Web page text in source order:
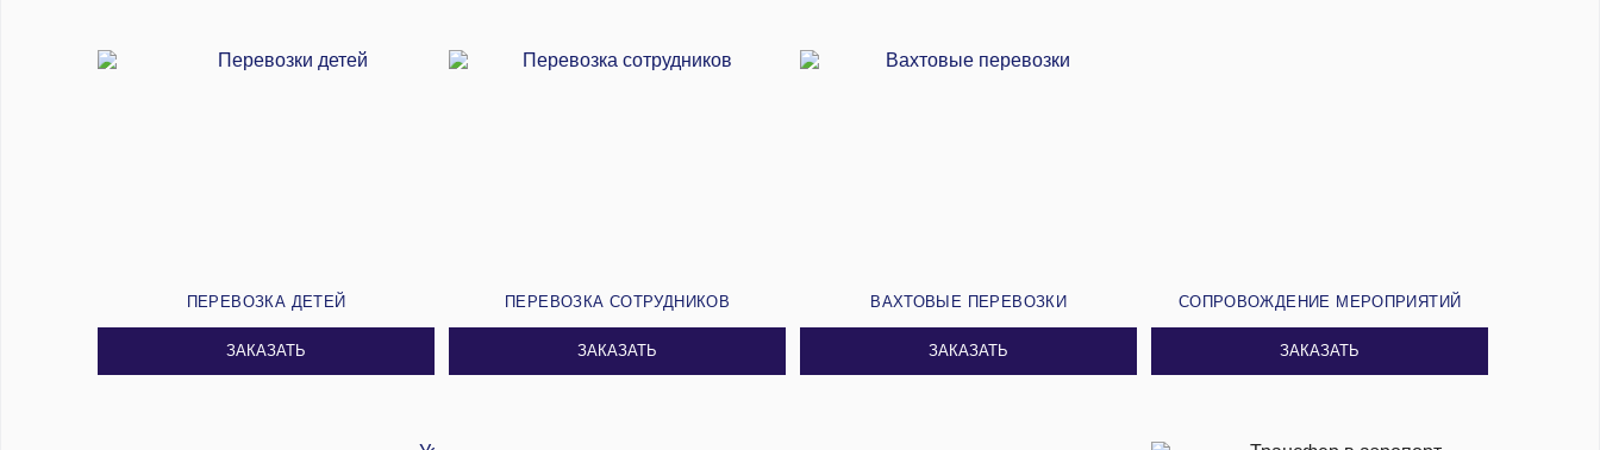
ПЕРЕВОЗКА ДЕТЕЙ
ЗАКАЗАТЬ
ПЕРЕВОЗКА СОТРУДНИКОВ
ЗАКАЗАТЬ
ВАХТОВЫЕ ПЕРЕВОЗКИ
ЗАКАЗАТЬ
СОПРОВОЖДЕНИЕ МЕРОПРИЯТИЙ
ЗАКАЗАТЬ